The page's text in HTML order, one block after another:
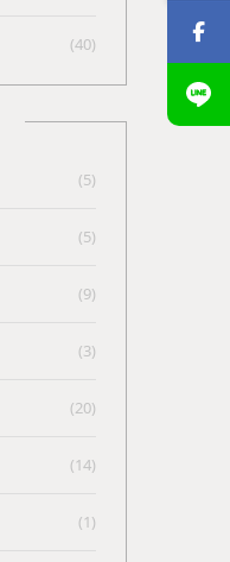
(40)
(5)
(5)
(9)
(3)
(20)
(14)
(1)